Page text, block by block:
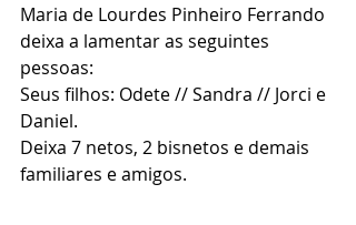
Maria de Lourdes Pinheiro Ferrando
deixa a lamentar as seguintes
pessoas:
Seus filhos: Odete // Sandra // Jorci e
Daniel.
Deixa 7 netos, 2 bisnetos e demais
familiares e amigos.